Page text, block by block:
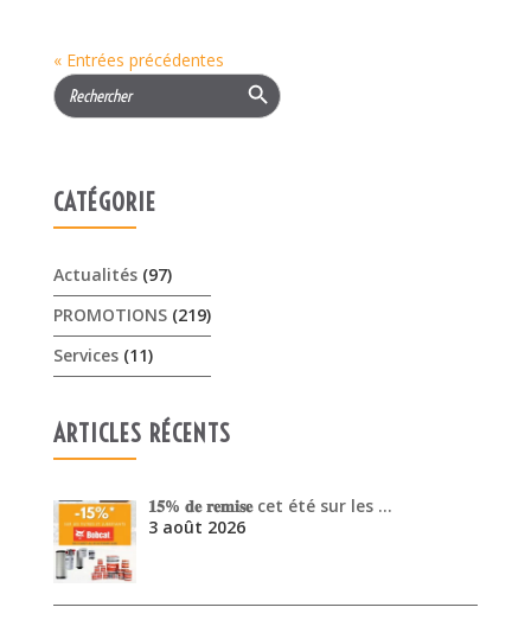
« Entrées précédentes
Search
for:
Search Button
CATÉGORIE
Actualités(97)
PROMOTIONS(219)
Services(11)
ARTICLES RÉCENTS
𝟏𝟓% 𝐝𝐞 𝐫𝐞𝐦𝐢𝐬𝐞 cet été sur les …
3 août 2026